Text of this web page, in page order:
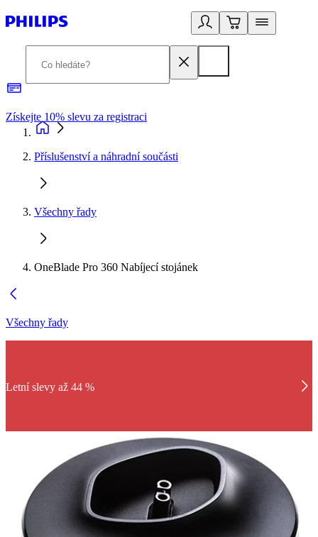
Získejte 10% slevu za registraci
Příslušenství a náhradní součásti
Všechny řady
OneBlade Pro 360 Nabíjecí stojánek
Všechny řady
Letní slevy až 44 %